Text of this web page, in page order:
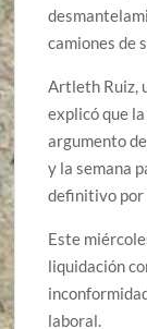
camiones de
Artleth Ruiz,
explicó que
argumento
y la semana
definitivo por
Este
liquidación
laboral.